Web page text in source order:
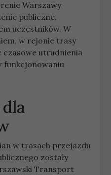
Warszawy
publiczne,
uczestników. W
w rejonie trasy
czasowe utrudnienia
funkcjonowaniu
w trasach przejazdu
zostały
Transport